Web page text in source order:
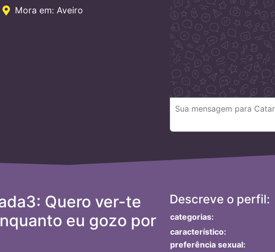
Mora em: Aveiro
Quero ver-te
eu gozo por
Descreve o perfil:
categorias:
característico:
preferência sexual: